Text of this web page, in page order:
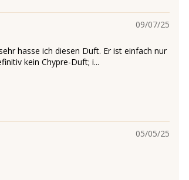
09/07/25
hasse ich diesen Duft. Er ist einfach nur
kein Chypre-Duft; i...
05/05/25